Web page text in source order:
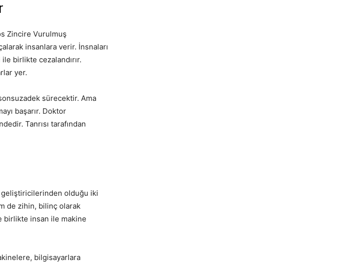
Zincire Vurulmuş
insanlara verir. İnsnaları
birlikte cezalandırır.
yer.
sürecektir. Ama
başarır. Doktor
Tanrısı tarafından
geliştiricilerinden olduğu iki
de zihin, bilinç olarak
insan ile makine
bilgisayarlara